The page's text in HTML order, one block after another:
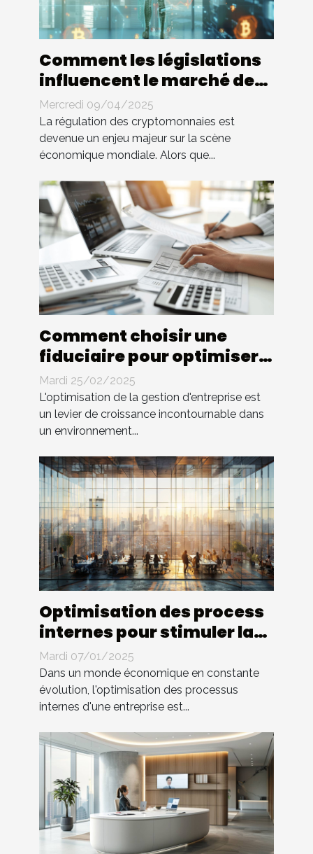
Comment les législations
influencent le marché des
cryptomonnaies
Mercredi 09/04/2025
La régulation des cryptomonnaies est
devenue un enjeu majeur sur la scène
économique mondiale. Alors que...
Comment choisir une
fiduciaire pour optimiser
la gestion d'entreprise
Mardi 25/02/2025
L'optimisation de la gestion d'entreprise est
un levier de croissance incontournable dans
un environnement...
Optimisation des process
internes pour stimuler la
croissance d'entreprise
Mardi 07/01/2025
Dans un monde économique en constante
évolution, l'optimisation des processus
internes d'une entreprise est...